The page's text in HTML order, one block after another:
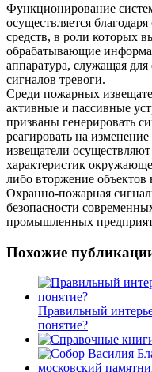
Функционирование
осуществляется
средств, в роли которых
обрабатывающие
аппаратура, служащая
сигналов тревоги.
Среди пожарных
активные и пассивные
призваны генерировать
реагировать на
извещатели
характеристик
либо вторжение
Охранно-пожарная
безопасности
промышленных
Похожие
Правильный
понятие?